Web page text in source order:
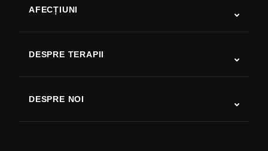
AFECȚIUNI
Boala Parkinson
Artrită
DESPRE TERAPII
DESPRE NOI